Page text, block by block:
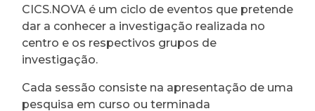
CICS.NOVA é um ciclo de eventos que pretende
dar a conhecer a investigação realizada no
centro e os respectivos grupos de
investigação.
Cada sessão consiste na apresentação de uma
pesquisa em curso ou terminada